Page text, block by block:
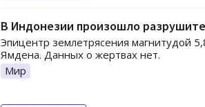
В Индонезии произошло
Эпицентр землетрясения магнитудой
Ямдена. Данных о жертвах нет.
Мир